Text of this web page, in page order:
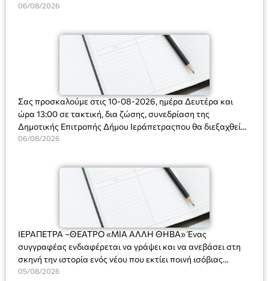
Ακτοφυλακής (Λ.Σ.-ΕΛ.ΑΚΤ.), Αρχιπλοίαρχο Λ.Σ. κ. Ιωάννη
06/08/2026
Σας προσκαλούμε στις 10-08-2026, ημέρα Δευτέρα και
ώρα 13:00 σε τακτική, δια ζώσης, συνεδρίαση της
Δημοτικής Επιτροπής Δήμου Ιεράπετραςπου θα διεξαχθεί
στο Δημοτικό Κατάστημα, Δημοκρατίας 31 στην αίθουσα
και λήψη αποφάσεων στα παρακάτω θέματα:
06/08/2026
ΙΕΡΑΠΕΤΡΑ –ΘΕΑΤΡΟ «ΜΙΑ ΑΛΛΗ ΘΗΒΑ» Ένας
συγγραφέας ενδιαφέρεται να γράψει και να ανεβάσει στη
σκηνή την ιστορία ενός νέου που εκτίει ποινή ισόβιας
κάθειρξης για πατροκτονία. Ένα πολυβραβευμένο έργο για
05/08/2026